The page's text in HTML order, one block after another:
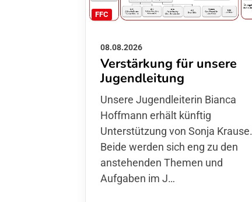
FFC
08.08.2026
Verstärkung für unsere
Jugendleitung
Unsere Jugendleiterin Bianca
Hoffmann erhält künftig
Unterstützung von Sonja Krause.
Beide werden sich eng zu den
anstehenden Themen und
Aufgaben im J…